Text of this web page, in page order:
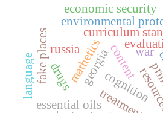
mathetics
cognition
curriculum
drugs
essential oils
environmental
economic security
fake places
language content
georgia
russia war